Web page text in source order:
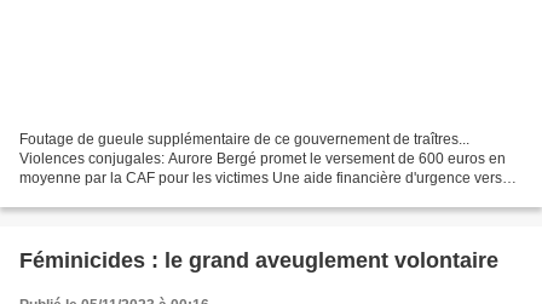
Foutage de gueule supplémentaire de ce gouvernement de traîtres...
Violences conjugales: Aurore Bergé promet le versement de 600 euros en
moyenne par la CAF pour les victimes Une aide financière d'urgence versée
Féminicides : le grand aveuglement volontaire